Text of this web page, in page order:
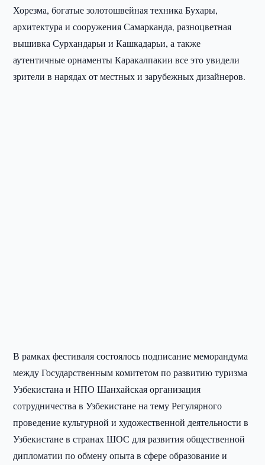
Хорезма, богатые золотошвейная техника Бухары,
архитектура и сооружения Самарканда, разноцветная
вышивка Сурхандарьи и Кашкадарьи, а также
аутентичные орнаменты Каракалпакии все это увидели
зрители в нарядах от местных и зарубежных дизайнеров.
В рамках фестиваля состоялось подписание меморандума
между Государственным комитетом по развитию туризма
Узбекистана и НПО Шанхайская организация
сотрудничества в Узбекистане на тему Регулярного
проведение культурной и художественной деятельности в
Узбекистане в странах ШОС для развития общественной
дипломатии по обмену опыта в сфере образование и